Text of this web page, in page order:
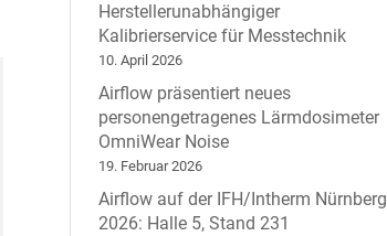
Herstellerunabhängiger
Kalibrierservice für Messtechnik
10. April 2026
Airflow präsentiert neues
personengetragenes Lärmdosimeter
OmniWear Noise
19. Februar 2026
Airflow auf der IFH/Intherm Nürnberg
2026: Halle 5, Stand 231